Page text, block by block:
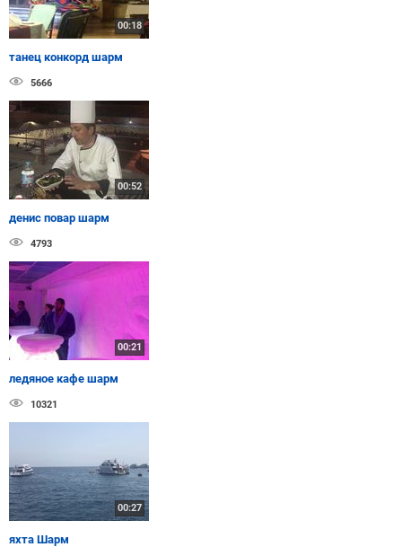
00:18
танец конкорд шарм
5666
00:52
денис повар шарм
4793
00:21
ледяное кафе шарм
10321
00:27
яхта Шарм